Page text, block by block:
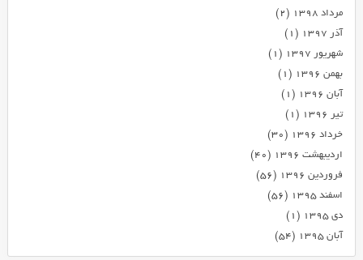
مرداد ۱۳۹۸
(۲)
آذر ۱۳۹۷
(۱)
شهریور ۱۳۹۷
(۱)
بهمن ۱۳۹۶
(۱)
آبان ۱۳۹۶
(۱)
تیر ۱۳۹۶
(۱)
خرداد ۱۳۹۶
(۳۰)
اردیبهشت ۱۳۹۶
(۴۰)
فروردین ۱۳۹۶
(۵۶)
اسفند ۱۳۹۵
(۵۶)
دی ۱۳۹۵
(۱)
آبان ۱۳۹۵
(۵۴)